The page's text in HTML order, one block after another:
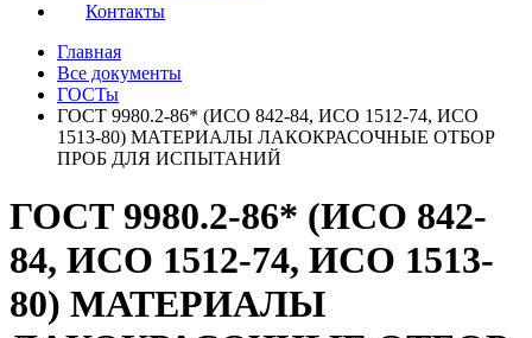
Контакты
Главная
Все документы
ГОСТы
ГОСТ 9980.2-86* (ИСО 842-84, ИСО 1512-74, ИСО
1513-80) МАТЕРИАЛЫ ЛАКОКРАСОЧНЫЕ ОТБОР
ПРОБ ДЛЯ ИСПЫТАНИЙ
ГОСТ 9980.2-86* (ИСО 842-
84, ИСО 1512-74, ИСО 1513-
80) МАТЕРИАЛЫ